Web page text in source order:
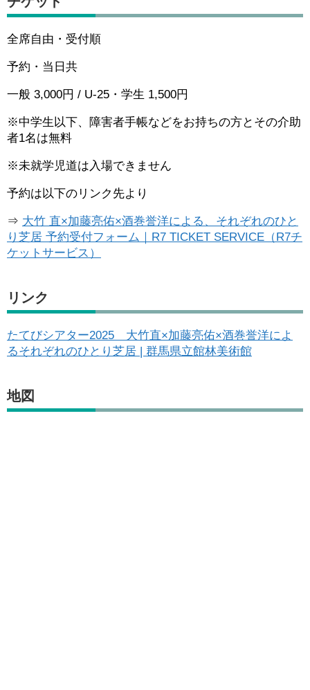
全席自由・受付順
予約・当日共
一般 3,000円 / U-25・学生 1,500円
※中学生以下、障害者手帳などをお持ちの方とその介助
者1名は無料
※未就学児道は入場できません
予約は以下のリンク先より
⇒ 大竹 直×加藤亮佑×酒巻誉洋による、それぞれのひと
り芝居 予約受付フォーム｜R7 TICKET SERVICE（R7チ
ケットサービス）
リンク
たてびシアター2025 大竹直×加藤亮佑×酒巻誉洋によ
るそれぞれのひとり芝居 | 群馬県立館林美術館
地図